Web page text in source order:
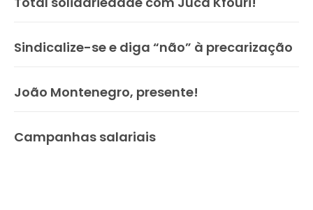
Sindicalize-se e diga “não” à precarização
João Montenegro, presente!
Campanhas salariais